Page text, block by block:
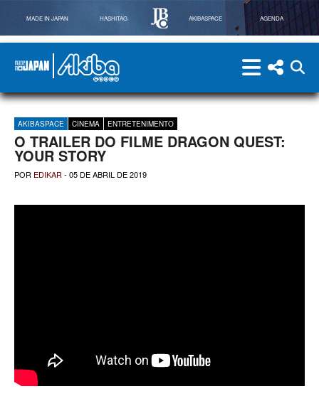
MADE IN JAPAN HASHITAG AKIBASPACE AGENDA
Powered By Made in Japan
menu menu
AKIBASPACE CINEMA ENTRETENIMENTO
O TRAILER DO FILME DRAGON QUEST:
YOUR STORY
POR EDIKAR - 05 DE ABRIL DE 2019